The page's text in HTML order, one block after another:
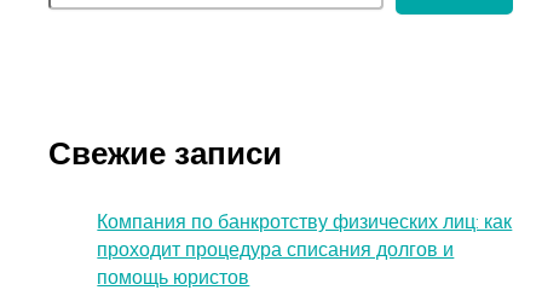
Свежие записи
Компания по банкротству физических лиц: как
проходит процедура списания долгов и
помощь юристов